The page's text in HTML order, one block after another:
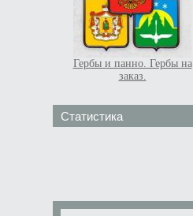
Гербы и панно. Гербы на
заказ.
Статистика